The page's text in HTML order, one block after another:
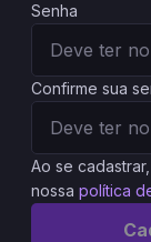
Senha
Confirme sua
Ao se
nossa política